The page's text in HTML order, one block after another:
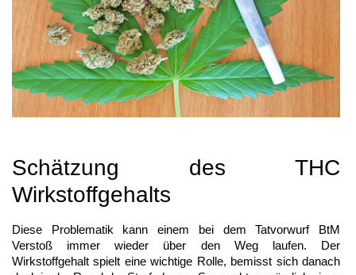
Schätzung des THC
Wirkstoffgehalts
Diese Problematik kann einem bei dem Tatvorwurf BtM
Verstoß immer wieder über den Weg laufen. Der
Wirkstoffgehalt spielt eine wichtige Rolle, bemisst sich danach